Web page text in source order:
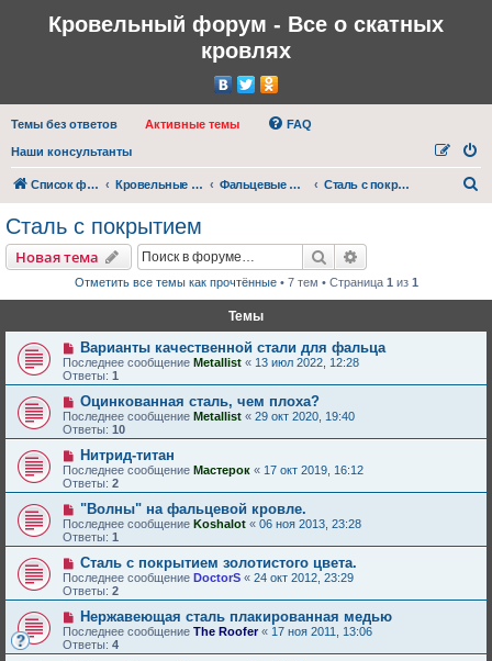
Кровельный форум - Все о скатных
кровлях
Темы без ответов Активные темы FAQ
Наши консультанты
Список форумов Кровельные материалы, покрытия Фальцевые и жестяные кровли Сталь с покрытием
Сталь с покрытием
Новая тема Поиск
Отметить все темы как прочтённые• 7 тем • Страница 1 из 1
Темы
Варианты качественной стали для фальца
Последнее сообщение Metallist « 13 июл 2022, 12:28
Ответы: 1
Оцинкованная сталь, чем плоха?
Последнее сообщение Metallist « 29 окт 2020, 19:40
Ответы: 10
Нитрид-титан
Последнее сообщение Мастерок « 17 окт 2019, 16:12
Ответы: 2
"Волны" на фальцевой кровле.
Последнее сообщение Koshalot « 06 ноя 2013, 23:28
Ответы: 1
Сталь с покрытием золотистого цвета.
Последнее сообщение DoctorS « 24 окт 2012, 23:29
Ответы: 2
Нержавеющая сталь плакированная медью
Последнее сообщение The Roofer« 17 ноя 2011, 13:06
Ответы: 4